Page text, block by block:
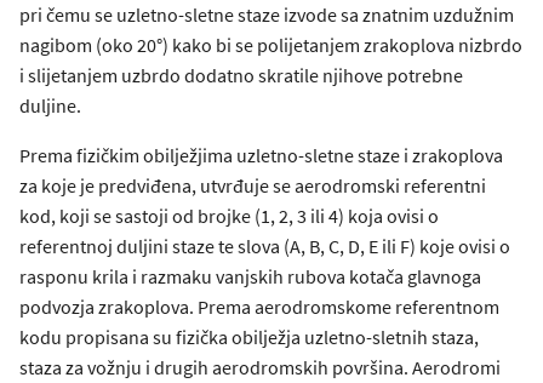
pri čemu se uzletno-sletne staze izvode sa znatnim uzdužnim
nagibom (oko 20°) kako bi se polijetanjem zrakoplova nizbrdo
i slijetanjem uzbrdo dodatno skratile njihove potrebne
duljine.
Prema fizičkim obilježjima uzletno-sletne staze i zrakoplova
za koje je predviđena, utvrđuje se aerodromski referentni
kod, koji se sastoji od brojke (1, 2, 3 ili 4) koja ovisi o
referentnoj duljini staze te slova (A, B, C, D, E ili F) koje ovisi o
rasponu krila i razmaku vanjskih rubova kotača glavnoga
podvozja zrakoplova. Prema aerodromskome referentnom
kodu propisana su fizička obilježja uzletno-sletnih staza,
staza za vožnju i drugih aerodromskih površina. Aerodromi